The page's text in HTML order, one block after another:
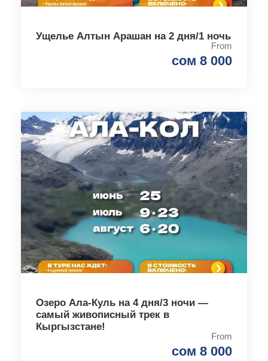
Ущелье Алтын Арашан на 2 дня/1 ночь
From
сом 8 000
Озеро Ала-Куль на 4 дня/3 ночи —
самый живописный трек в
Кыргызстане!
From
сом 8 000